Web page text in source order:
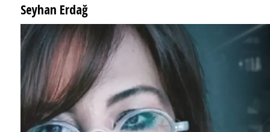
Seyhan Erdağ
SEYHAN ERDAĞ YAZDI: Peki Mehmet Ali Erbil bu evliliği neden yaptı?